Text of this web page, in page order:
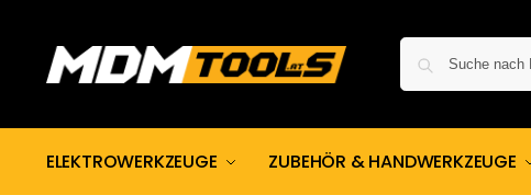
ELEKTROWERKZEUGE ZUBEHÖR & HANDWERKZEUGE